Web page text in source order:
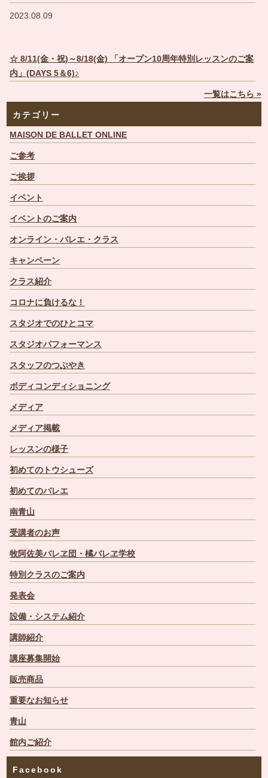
2023.08.09
☆ 8/11(金・祝)～8/18(金) 「オープン10周年特別レッスンのご案
内」(DAYS 5＆6)♪
一覧はこちら »
カテゴリー
MAISON DE BALLET ONLINE
ご参考
ご挨拶
イベント
イベントのご案内
オンライン・バレエ・クラス
キャンペーン
クラス紹介
コロナに負けるな！
スタジオでのひとコマ
スタジオパフォーマンス
スタッフのつぶやき
ボディコンディショニング
メディア
メディア掲載
レッスンの様子
初めてのトウシューズ
初めてのバレエ
南青山
受講者のお声
牧阿佐美バレヱ団・橘バレヱ学校
特別クラスのご案内
発表会
設備・システム紹介
講師紹介
講座募集開始
販売商品
重要なお知らせ
青山
館内ご紹介
Facebook